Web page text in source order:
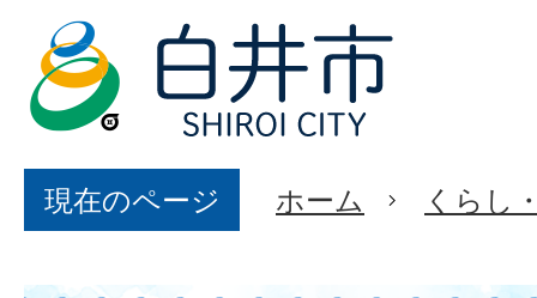
現在のページ ホーム くらし